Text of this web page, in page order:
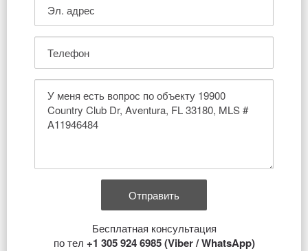
Бесплатная консультация
по тел +1 305 924 6985 (Viber / WhatsApp)